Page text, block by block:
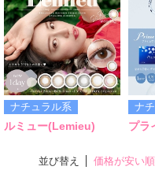
ナチュラル系
ルミュー(Lemieu)
ナ
プラ
並び替え 価格が安い順